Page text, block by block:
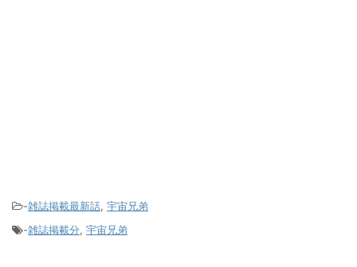
-雑誌掲載最新話, 宇宙兄弟
-雑誌掲載分, 宇宙兄弟